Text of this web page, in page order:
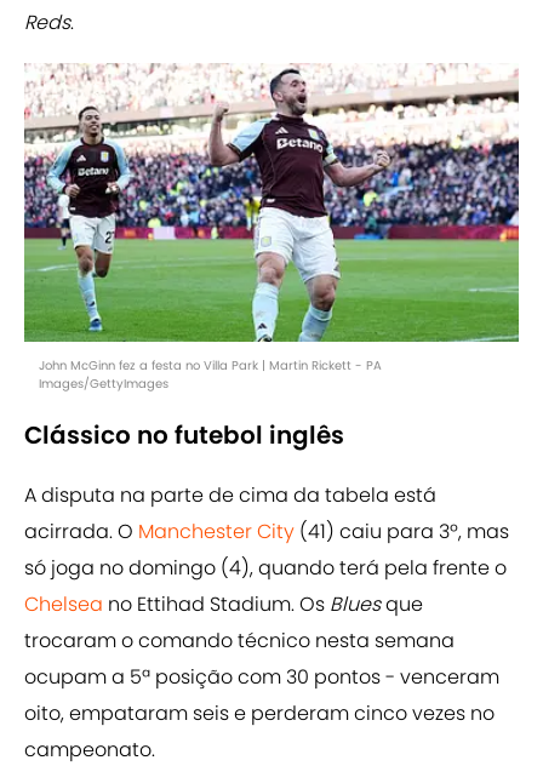
Reds.
John McGinn fez a festa no Villa Park | Martin Rickett - PA
Images/GettyImages
Clássico no futebol inglês
A disputa na parte de cima da tabela está
acirrada. O Manchester City (41) caiu para 3º, mas
só joga no domingo (4), quando terá pela frente o
Chelsea no Ettihad Stadium. Os Bluesque
trocaram o comando técnico nesta semana
ocupam a 5ª posição com 30 pontos - venceram
oito, empataram seis e perderam cinco vezes no
campeonato.